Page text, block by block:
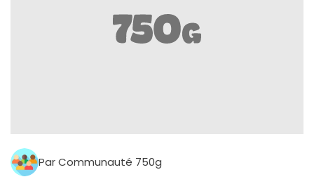
Par Communauté 750g